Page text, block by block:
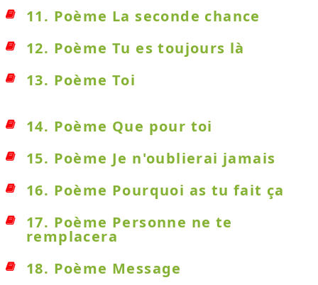
11. Poème La seconde chance
12. Poème Tu es toujours là
13. Poème Toi
14. Poème Que pour toi
15. Poème Je n'oublierai jamais
16. Poème Pourquoi as tu fait ça
17. Poème Personne ne te
remplacera
18. Poème Message